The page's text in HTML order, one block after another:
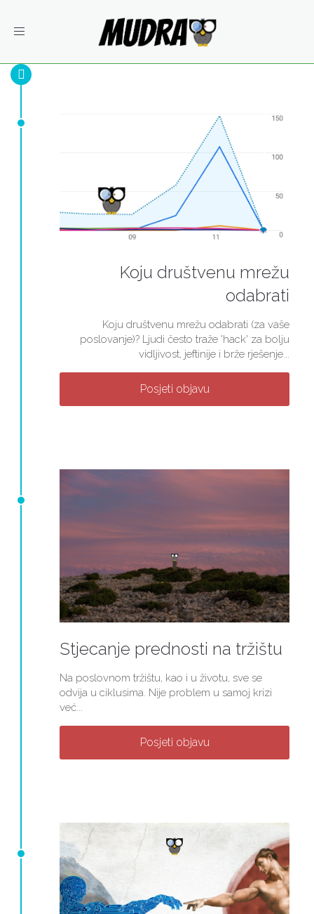
Toggle
Koju društvenu mrežu
odabrati
Koju društvenu mrežu odabrati (za vaše
poslovanje)? Ljudi često traže 'hack' za bolju
vidljivost, jeftinije i brže rješenje...
Posjeti objavu
Stjecanje prednosti na tržištu
Na poslovnom tržištu, kao i u životu, sve se
odvija u ciklusima. Nije problem u samoj krizi
već...
Posjeti objavu